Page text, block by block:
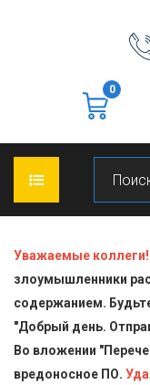
0
О КОМПАНИИ
ПРОДУКЦИЯ
СТАТЬИ
Уважаемые
злоумышленники
содержанием.
"Добрый день.
Во вложении
вредоносное ПО.